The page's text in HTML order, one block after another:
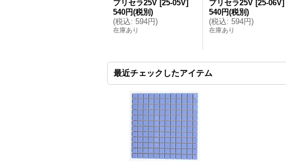
プリセラ25V [25-05V]
540円(税別)
(税込: 594円)
在庫あり
プリセラ25V [25-06V]
540円(税別)
(税込: 594円)
在庫あり
最近チェックしたアイテム